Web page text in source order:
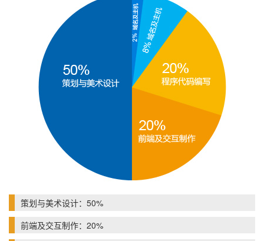
策划与美术设计：50%
前端及交互制作：20%